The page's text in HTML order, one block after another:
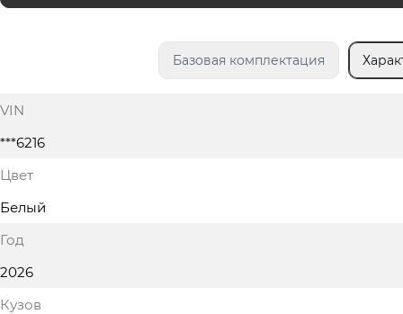
Базовая комплектация
VIN
***6216
Цвет
Белый
Год
2026
Кузов